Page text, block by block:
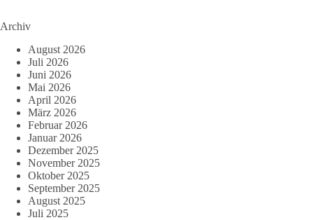
Archiv
August 2026
Juli 2026
Juni 2026
Mai 2026
April 2026
März 2026
Februar 2026
Januar 2026
Dezember 2025
November 2025
Oktober 2025
September 2025
August 2025
Juli 2025